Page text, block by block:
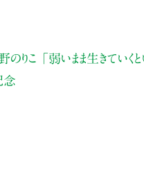
りこ 「弱いまま生きてい
念